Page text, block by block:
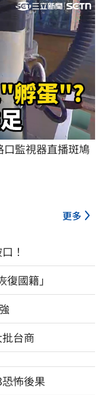
口監視器直播斑鳩
更多
！
國籍」
台商
怖後果